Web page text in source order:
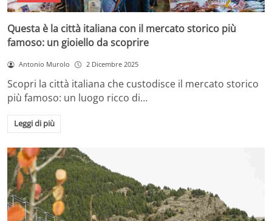
Questa è la città italiana con il mercato storico più
famoso: un gioiello da scoprire
Antonio Murolo 2 Dicembre 2025
Scopri la città italiana che custodisce il mercato storico
più famoso: un luogo ricco di…
Leggi di più